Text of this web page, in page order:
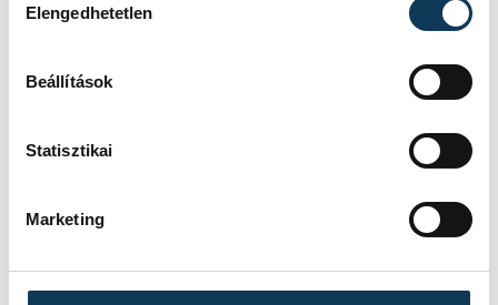
Elengedhetetlen
Beállítások
Statisztikai
Marketing
MVM Dome-ban nem tudott továbbjutni a
sport